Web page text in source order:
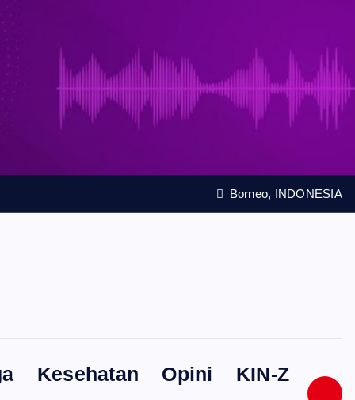
Borneo, INDONESIA
Kesehatan Opini
KIN-Z